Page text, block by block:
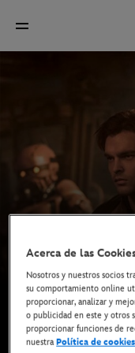
Acerca de las
Nosotros y nuestros socios
su comportamiento online
proporcionar, analizar y
o publicidad en este y otros
proporcionar funciones de
nuestraPolítica de cookies